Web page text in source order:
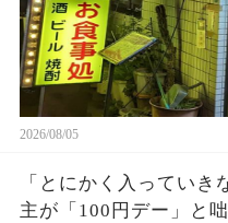
2026/08/05
「とにかく入ってい
主が「100円デー」と